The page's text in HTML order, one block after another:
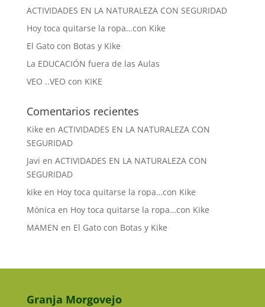
ACTIVIDADES EN LA NATURALEZA CON SEGURIDAD
Hoy toca quitarse la ropa…con Kike
El Gato con Botas y Kike
La EDUCACIÓN fuera de las Aulas
VEO ..VEO con KIKE
Comentarios recientes
Kike en ACTIVIDADES EN LA NATURALEZA CON
SEGURIDAD
Javi en ACTIVIDADES EN LA NATURALEZA CON
SEGURIDAD
kike en Hoy toca quitarse la ropa…con Kike
Mónica en Hoy toca quitarse la ropa…con Kike
MAMEN en El Gato con Botas y Kike
Granja Morgovejo